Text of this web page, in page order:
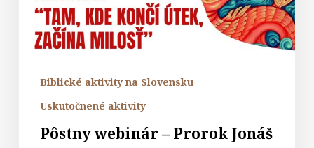
Biblické aktivity na Slovensku
Uskutočnené aktivity
Pôstny webinár – Prorok Jonáš